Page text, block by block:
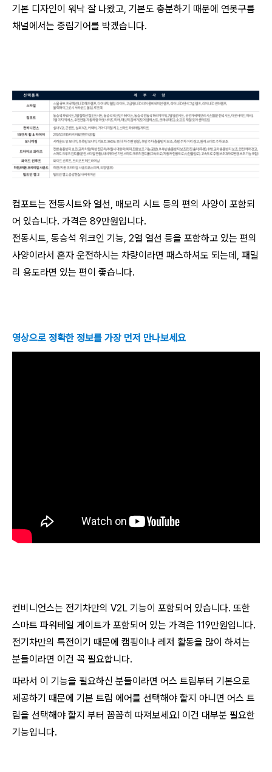
기본 디자인이 워낙 잘 나왔고, 기본도 충분하기 때문에 연못구름
채널에서는 중립기어를 박겠습니다.
컴포트는 전동시트와 열선, 매모리 시트 등의 편의 사양이 포함되
어 있습니다. 가격은 89만원입니다.
전동시트, 동승석 위크인 기능, 2열 열선 등을 포함하고 있는 편의
사양이라서 혼자 운전하시는 차량이라면 패스하셔도 되는데, 패밀
리 용도라면 있는 편이 좋습니다.
영상으로 정확한 정보를 가장 먼저 만나보세요
컨비니언스는 전기차만의 V2L 기능이 포함되어 있습니다. 또한
스마트 파워테일 게이트가 포함되어 있는 가격은 119만원입니다.
전기차만의 특전이기 때문에 캠핑이나 레저 활동을 많이 하셔는
분들이라면 이건 꼭 필요합니다.
따라서 이 기능을 필요하신 분들이라면 어스 트림부터 기본으로
제공하기 때문에 기본 트림 에어를 선택해야 할지 아니면 어스 트
림을 선택해야 할지 부터 꼼꼼히 따져보세요! 이건 대부분 필요한
기능입니다.